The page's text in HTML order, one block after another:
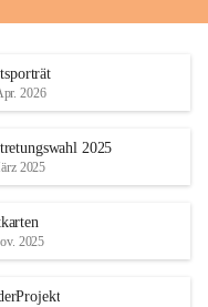
2026
2025
2025
2025